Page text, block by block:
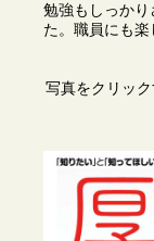
勉強もしっか
た。職員にも楽
写真をクリッ